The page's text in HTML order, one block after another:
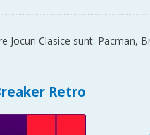
Clasice sunt: Pacman,
Retro